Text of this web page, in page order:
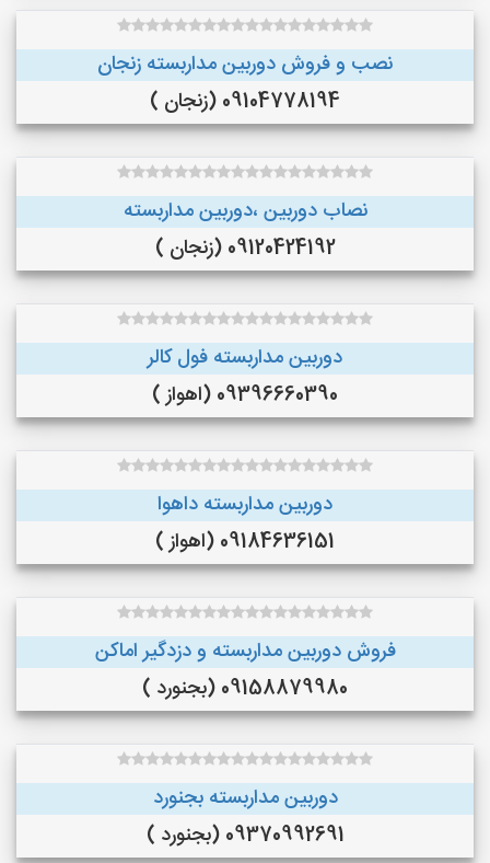
نصب و فروش دوربین مداربسته زنجان
09104778194 (زنجان )
نصاب دوربین ،دوربین مداربسته
09120424192 (زنجان )
دوربین مداربسته فول کالر
09396660390 (اهواز )
دوربین مداربسته داهوا
09184636151 (اهواز )
فروش دوربین مداربسته و دزدگیر اماکن
09158879980 (بجنورد )
دوربین مداربسته بجنورد
09370992691 (بجنورد )